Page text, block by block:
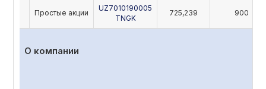
Простые акции
UZ7010190005
TNGK
725,239 900
О компании